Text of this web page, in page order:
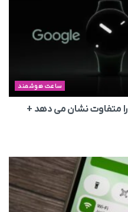
ساعت هوشمند
گوگل با تیزری جدید پیکسل واچ ۵ را متفاوت نشان می‌ دهد +